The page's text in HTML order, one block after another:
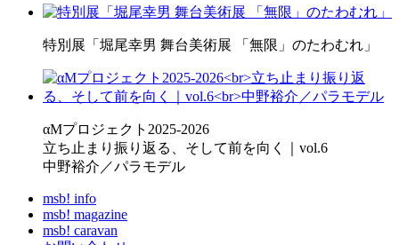
特別展「堀尾幸男 舞台美術展 「無限」のたわむれ」
αMプロジェクト2025-2026
立ち止まり振り返る、そして前を向く｜vol.6
中野裕介／パラモデル
msb! info
msb! magazine
msb! caravan